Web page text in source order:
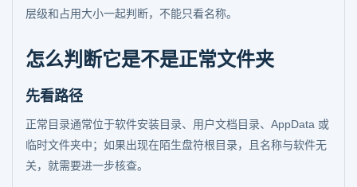
层级和占用大小一起判断，不能只看名称。
怎么判断它是不是正常文件夹
先看路径
正常目录通常位于软件安装目录、用户文档目录、AppData 或
临时文件夹中；如果出现在陌生盘符根目录，且名称与软件无
关，就需要进一步核查。